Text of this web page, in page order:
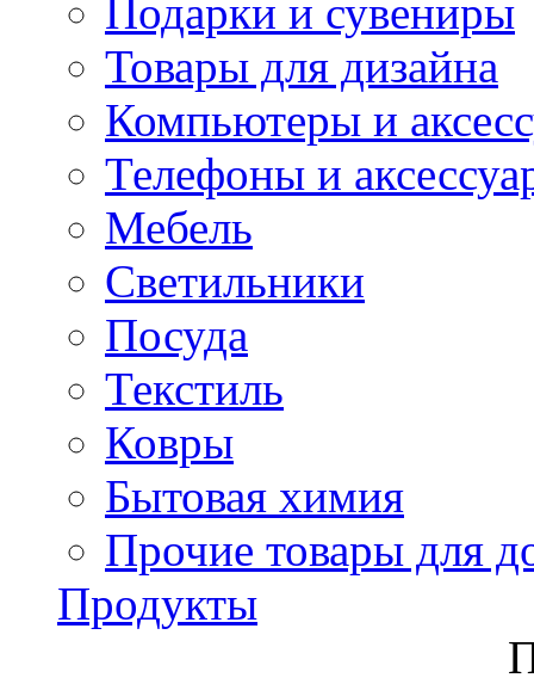
Подарки и сувениры
Товары для дизайна
Компьютеры и
Телефоны и
Мебель
Светильники
Посуда
Текстиль
Ковры
Бытовая химия
Прочие товары для
Продукты